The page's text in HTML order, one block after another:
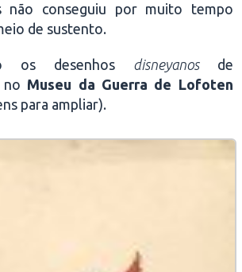
não conseguiu por muito tempo
de sustento.
os desenhos disneyanosde
Museu da Guerra de Lofoten
para ampliar).